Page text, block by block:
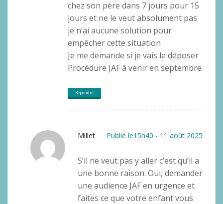
chez son père dans 7 jours pour 15
jours et ne le veut absolument pas
je n’ai aucune solution pour
empêcher cette situation
Je me demande si je vais le déposer
Procédure JAF à venir en septembre
Répondre
Millet Publié le15h40 - 11 août 2025
S’il ne veut pas y aller c’est qu’il a
une bonne raison. Oui, demander
une audience JAF en urgence et
faites ce que votre enfant vous